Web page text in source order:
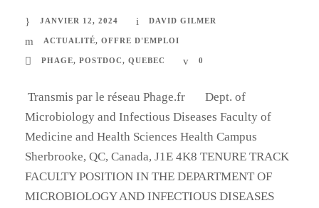
JANVIER 12, 2024 DAVID GILMER
ACTUALITÉ, OFFRE D'EMPLOI
PHAGE, POSTDOC, QUEBEC 0
Transmis par le réseau Phage.fr Dept. of
Microbiology and Infectious Diseases Faculty of
Medicine and Health Sciences Health Campus
Sherbrooke, QC, Canada, J1E 4K8 TENURE TRACK
FACULTY POSITION IN THE DEPARTMENT OF
MICROBIOLOGY AND INFECTIOUS DISEASES